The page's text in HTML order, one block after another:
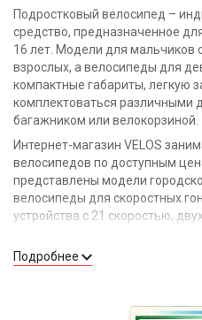
Подростковый велосипед –
средство, предназначенное
16 лет. Модели для мальчиков
взрослых, а велосипеды для
компактные габариты, легкую
комплектоваться различными
багажником или велокорзиной.
Интернет-магазин VELOS
велосипедов по доступным
представлены модели
велосипеды для скоростных
устройства с 21 скоростью,
Подробнее